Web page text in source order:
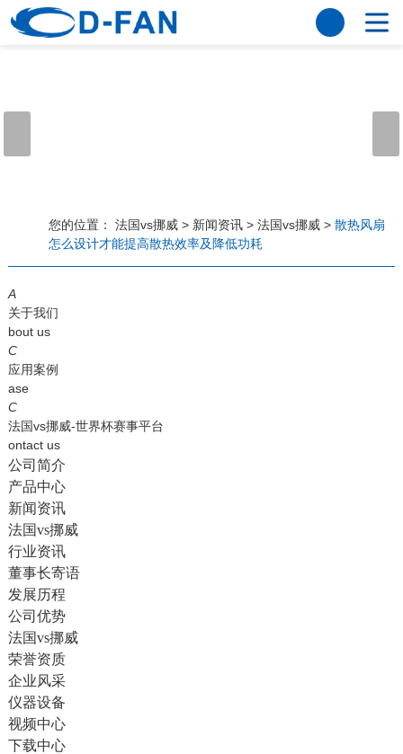
法国vs挪威
应用案例
工程案例
解决方案
新闻资讯
法国vs挪威
行业资讯
常见问题
法国vs挪威-世界杯赛事平台
您的位置： 法国vs挪威> 新闻资讯> 法国vs挪威> 散热风扇
怎么设计才能提高散热效率及降低功耗
A
关于我们
bout us
C
应用案例
ase
C
法国vs挪威-世界杯赛事平台
ontact us
公司简介
产品中心
新闻资讯
法国vs挪威
行业资讯
董事长寄语
发展历程
公司优势
法国vs挪威
荣誉资质
企业风采
仪器设备
视频中心
下载中心